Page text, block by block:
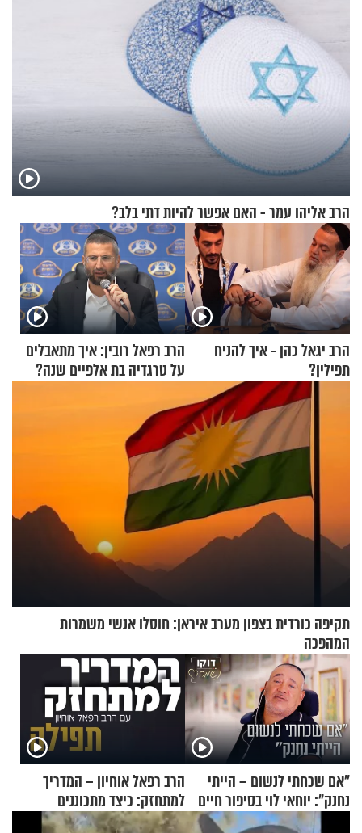
הרב אליהו עמר - האם אפשר להיות דתי בלב?
הרב יגאל כהן - איך להניח
תפילין?
הרב רפאל רובין: איך מתאבלים
על טרגדיה בת אלפיים שנה?
תקיפה כורדית בצפון מערב איראן: חוסלו אנשי משמרות
המהפכה
"אם שכחתי לנשום – הייתי
נחנק": יוחאי לוי בסיפור חיים
מעורר השראה
הרב רפאל אוחיון – המדריך
למתחזק: כיצד מתכוננים
לתפילה?